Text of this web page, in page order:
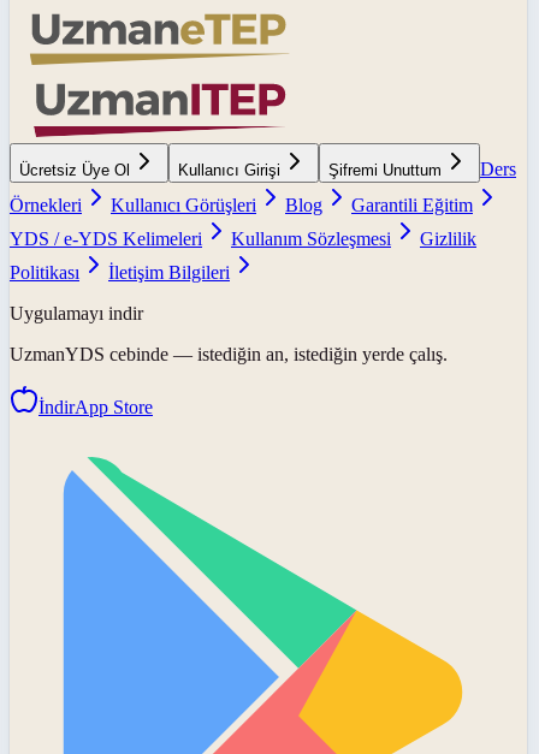
Ücretsiz Üye Ol Kullanıcı Girişi Şifremi Unuttum
Ders
Örnekleri
Kullanıcı Görüşleri Blog
Garantili Eğitim
YDS / e-YDS Kelimeleri
Kullanım Sözleşmesi
Gizlilik
Politikası
İletişim Bilgileri
Uygulamayı indir
UzmanYDS cebinde — istediğin an, istediğin yerde çalış.
İndirApp Store